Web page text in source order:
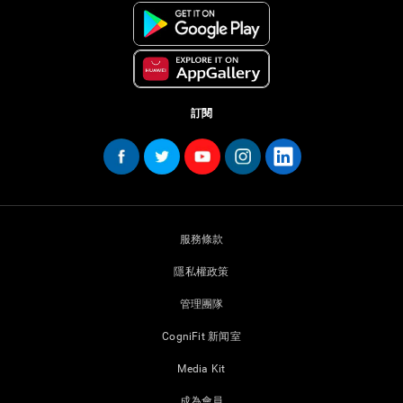
訂閱
服務條款
隱私權政策
管理團隊
CogniFit 新闻室
Media Kit